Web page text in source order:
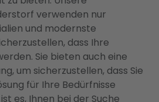
verwenden nur
und modernste
dass Ihre
Sie bieten auch eine
um sicherzustellen, dass Sie
für Ihre Bedürfnisse
es, Ihnen bei der Suche